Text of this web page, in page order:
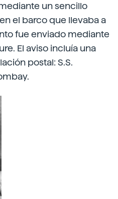
un sencillo
el barco que llevaba a
fue enviado mediante
El aviso incluía una
postal: S.S.